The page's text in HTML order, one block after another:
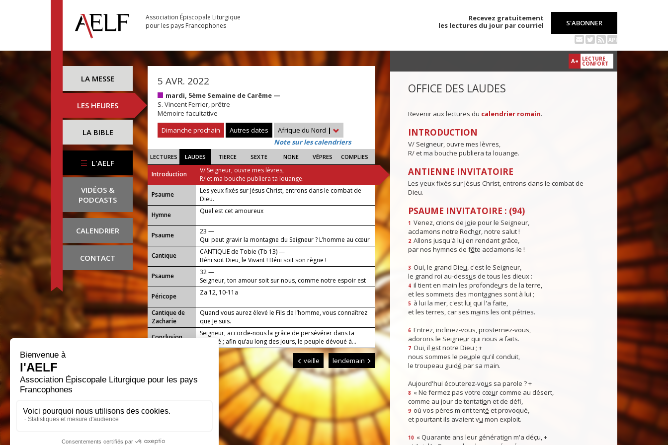
Association Épiscopale Liturgique
pour les pays Francophones
Recevez gratuitement
les lectures du jour par courriel
S'ABONNER
API
LA MESSE
LES HEURES
LA BIBLE
L'AELF
VIDÉOS &
PODCASTS
CALENDRIER
CONTACT
5 AVR. 2022
mardi, 5ème Semaine de Carême —
S. Vincent Ferrier, prêtre
Mémoire facultative
Dimanche prochain
Autres dates Afrique du Nord |
Note sur les calendriers
LECTURES LAUDES TIERCE SEXTE NONE VÊPRES COMPLIES
Introduction
V/ Seigneur, ouvre mes lèvres,
R/ et ma bouche publiera ta louange.
Psaume
Les yeux fixés sur Jésus Christ, entrons dans le combat de
Dieu.
Hymne
Quel est cet amoureux
Psaume
23 —
Qui peut gravir la montagne du Seigneur ? L’homme au cœur
pur, aux mains innocentes.
Cantique
CANTIQUE de Tobie (Tb 13) —
Béni soit Dieu, le Vivant ! Béni soit son règne !
Psaume
32 —
Seigneur, ton amour soit sur nous, comme notre espoir est
en toi.
Péricope
Za 12, 10-11a
Cantique de
Zacharie
Quand vous aurez élevé le Fils de l’homme, vous connaîtrez
que Je suis.
Conclusion
Seigneur, accorde-nous la grâce de persévérer dans ta
volonté ; afin qu’au long des jours, le peuple dévoué à...
veille lendemain
A+ LECTURE
CONFORT
OFFICE DES LAUDES
Revenir aux lectures du calendrier romain.
INTRODUCTION
V/ Seigneur, ouvre mes lèvres,
R/ et ma bouche publiera ta louange.
ANTIENNE INVITATOIRE
Les yeux fixés sur Jésus Christ, entrons dans le combat de
Dieu.
PSAUME INVITATOIRE : (94)
1 Venez, crions de joie pour le Seigneur,
acclamons notre Rocher, notre salut !
2 Allons jusqu'à lui en rendant grâce,
par nos hymnes de fête acclamons-le !
3 Oui, le grand Dieu, c'est le Seigneur,
le grand roi au-dessus de tous les dieux :
4 il tient en main les profondeurs de la terre,
et les sommets des montagnes sont à lui ;
5 à lui la mer, c'est lui qui l'a faite,
et les terres, car ses mains les ont pétries.
6 Entrez, inclinez-vous, prosternez-vous,
adorons le Seigneur qui nous a faits.
7 Oui, il est notre Dieu ; +
nous sommes le peuple qu'il conduit,
le troupeau guidé par sa main.
Aujourd'hui écouterez-vous sa parole ? +
8 « Ne fermez pas votre cœur comme au désert,
comme au jour de tentation et de défi,
9 où vos pères m'ont tenté et provoqué,
et pourtant ils avaient vu mon exploit.
10 « Quarante ans leur génération m'a déçu, +